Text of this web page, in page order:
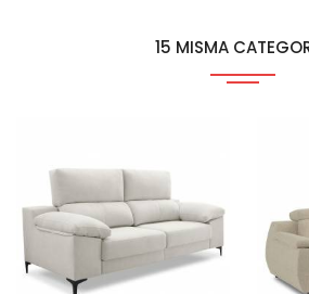
15 MISMA